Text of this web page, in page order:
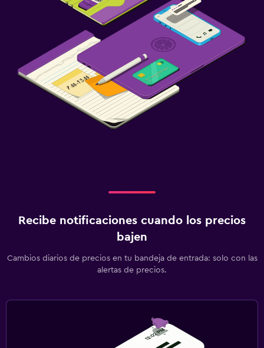
Recibe notificaciones cuando los precios
bajen
Cambios diarios de precios en tu bandeja de entrada: solo con las
alertas de precios.